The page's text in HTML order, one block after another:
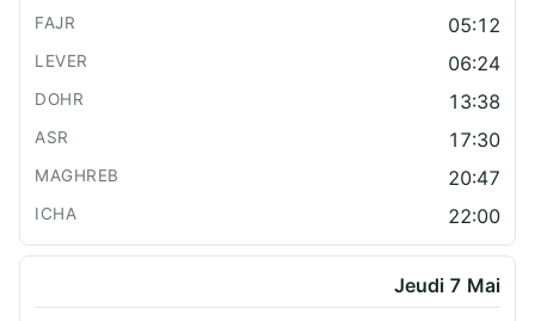
05:12
06:24
13:38
17:30
20:47
22:00
Jeudi 7 Mai